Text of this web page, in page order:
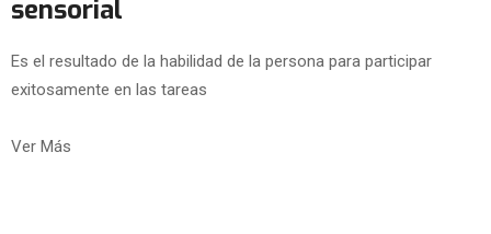
sensorial
Es el resultado de la habilidad de la persona para participar
exitosamente en las tareas
Ver Más